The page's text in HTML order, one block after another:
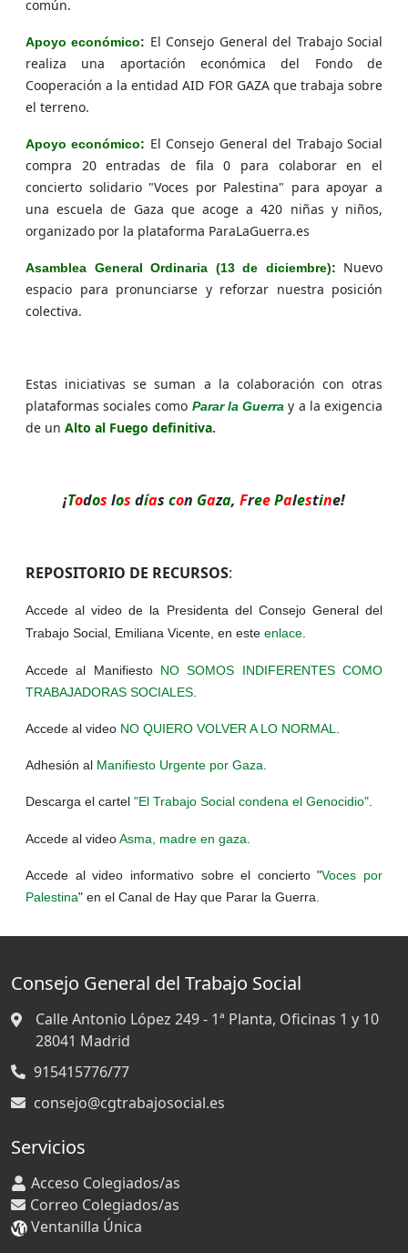
común.
Apoyo económico: El Consejo General del Trabajo Social
realiza una aportación económica del Fondo de
Cooperación a la entidad AID FOR GAZA que trabaja sobre
el terreno.
Apoyo económico: El Consejo General del Trabajo Social
compra 20 entradas de fila 0 para colaborar en el
concierto solidario "Voces por Palestina" para apoyar a
una escuela de Gaza que acoge a 420 niñas y niños,
organizado por la plataforma ParaLaGuerra.es
Asamblea General Ordinaria (13 de diciembre): Nuevo
espacio para pronunciarse y reforzar nuestra posición
colectiva.
Estas iniciativas se suman a la colaboración con otras
plataformas sociales como Parar la Guerra y a la exigencia
de un Alto al Fuego definitiva.
¡Todos los días con Gaza, FreePalestine!
REPOSITORIO DE RECURSOS:
Accede al video de la Presidenta del Consejo General del
Trabajo Social, Emiliana Vicente, en este enlace
Accede al Manifiesto NO SOMOS INDIFERENTES COMO
TRABAJADORAS SOCIALES
Accede al video NO QUIERO VOLVER A LO NORMAL
Adhesión al Manifiesto Urgente por Gaza
Descarga el cartel "El Trabajo Social condena el Genocidio"
Accede al videoAsma, madre en gaza
Accede al video informativo sobre el concierto "Voces por
Palestina" en el Canal de Hay que Parar la Guerra.
Consejo General del Trabajo Social
Calle Antonio López 249 - 1ª Planta, Oficinas 1 y 10
28041 Madrid
915415776/77
consejo@cgtrabajosocial.es
Servicios
Acceso Colegiados/as
Correo Colegiados/as
Ventanilla Única